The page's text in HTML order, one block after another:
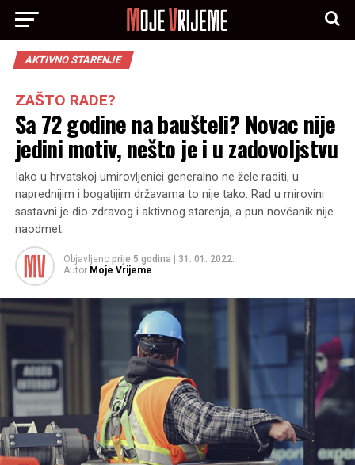
AKTIVNO STARENJE
ZAŠTO RADE?
Sa 72 godine na baušteli? Novac nije
jedini motiv, nešto je i u zadovoljstvu
Iako u hrvatskoj umirovljenici generalno ne žele raditi, u
naprednijim i bogatijim državama to nije tako. Rad u mirovini
sastavni je dio zdravog i aktivnog starenja, a pun novčanik nije
naodmet.
Objavljeno prije 5 godina
31. 01. 2022.
Autor Moje Vrijeme